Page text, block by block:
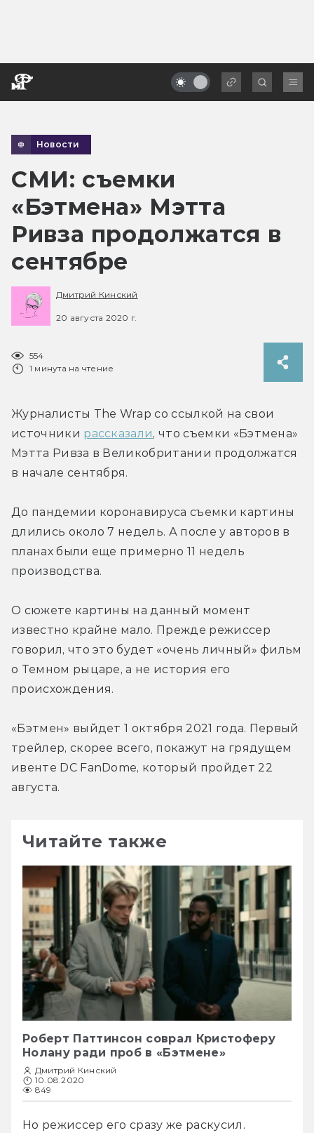
Новости
СМИ: съемки
«Бэтмена» Мэтта
Ривза продолжатся в
сентябре
Дмитрий Кинский
20 августа 2020 г.
554
1 минута на чтение
Журналисты The Wrap со ссылкой на свои
источники рассказали, что съемки «Бэтмена»
Мэтта Ривза в Великобритании продолжатся
в начале сентября.
До пандемии коронавируса съемки картины
длились около 7 недель. А после у авторов в
планах были еще примерно 11 недель
производства.
О сюжете картины на данный момент
известно крайне мало. Прежде режиссер
говорил, что это будет «очень личный» фильм
о Темном рыцаре, а не история его
происхождения.
«Бэтмен» выйдет 1 октября 2021 года. Первый
трейлер, скорее всего, покажут на грядущем
ивенте DC FanDome, который пройдет 22
августа.
Читайте также
Роберт Паттинсон соврал Кристоферу
Нолану ради проб в «Бэтмене»
Дмитрий Кинский
10.08.2020
849
Но режиссер его сразу же раскусил.